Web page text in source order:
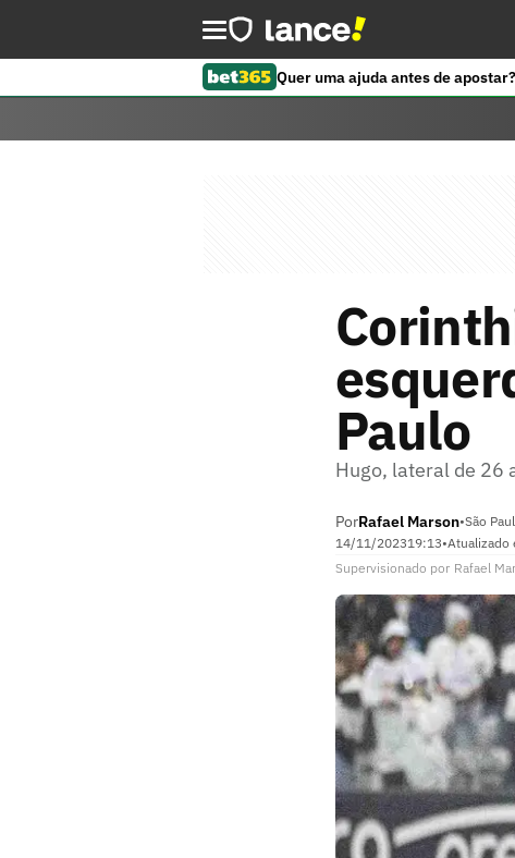
Quer uma ajuda antes de apostar?
Paulo
Hugo, lateral de 26
PorRafael Marson•São
14/11/202319:13•Atualizado
Supervisionado por Rafael